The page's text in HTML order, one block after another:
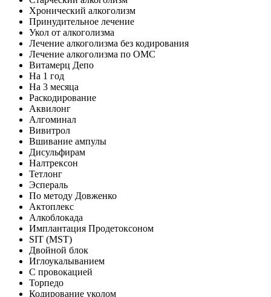
Хронический алкоголизм
Принудительное лечение
Укол от алкоголизма
Лечение алкоголизма без кодирования
Лечение алкоголизма по ОМС
Витамерц Депо
На 1 год
На 3 месяца
Раскодирование
Аквилонг
Алгоминал
Вивитрол
Вшивание ампулы
Дисульфирам
Налтрексон
Тетлонг
Эспераль
По методу Довженко
Актоплекс
Алкоблокада
Имплантация Продетоксоном
SIT (MST)
Двойной блок
Иглоукалыванием
С провокацией
Торпедо
Кодирование уколом